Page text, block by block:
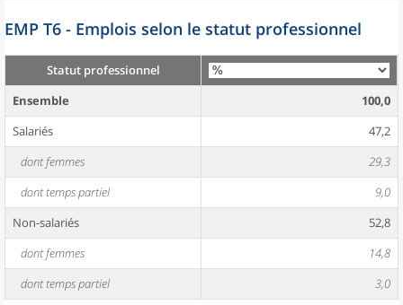
EMP T6 - Emplois selon le statut professionnel
Statut professionnel
Ensemble
100,0
Salariés
47,2
dont femmes
29,3
dont temps partiel
9,0
Non-salariés
52,8
dont femmes
14,8
dont temps partiel
3,0